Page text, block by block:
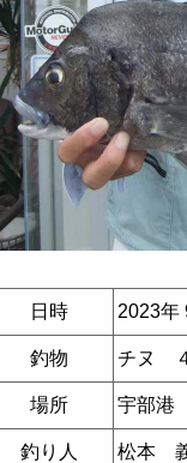
日時 2023年
釣物 チヌ ４
場所 宇部港
釣り人 松本